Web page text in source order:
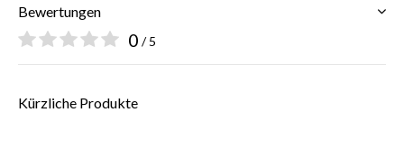
Bewertungen
0 / 5
Kürzliche Produkte